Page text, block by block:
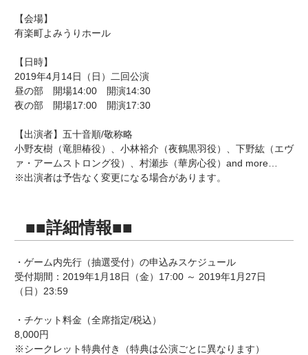
【会場】
有楽町よみうりホール
【日時】
2019年4月14日（日）二回公演
昼の部 開場14:00 開演14:30
夜の部 開場17:00 開演17:30
【出演者】五十音順/敬称略
小野友樹（竜胆椿役）、小林裕介（夜鶴黒羽役）、下野紘（エヴ
ァ・アームストロング役）、村瀬歩（華房心役）and more…
※出演者は予告なく変更になる場合があります。
■■詳細情報■■
・ゲーム内先行（抽選受付）の申込みスケジュール
受付期間：2019年1月18日（金）17:00 ～ 2019年1月27日
（日）23:59
・チケット料金（全席指定/税込）
8,000円
※シークレット特典付き（特典は公演ごとに異なります）